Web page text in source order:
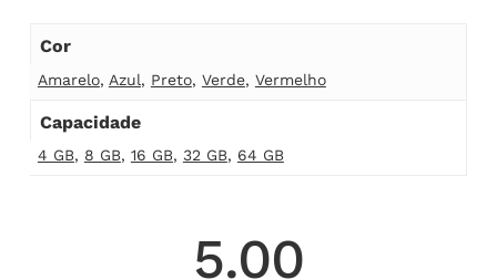
Cor
Amarelo, Azul, Preto, Verde, Vermelho
Capacidade
4 GB, 8 GB, 16 GB, 32 GB, 64 GB
5.00